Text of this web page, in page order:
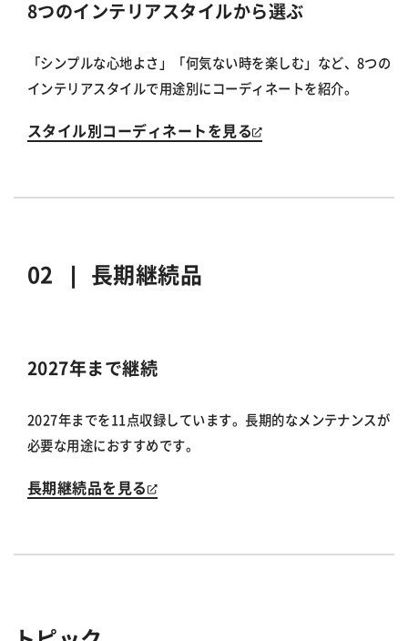
8つのインテリアスタイルから選ぶ
「シンプルな心地よさ」「何気ない時を楽しむ」など、8つの
インテリアスタイルで用途別にコーディネートを紹介。
スタイル別コーディネートを見る
02 ❘ 長期継続品
2027年まで継続
2027年までを11点収録しています。長期的なメンテナンスが
必要な用途におすすめです。
長期継続品を見る